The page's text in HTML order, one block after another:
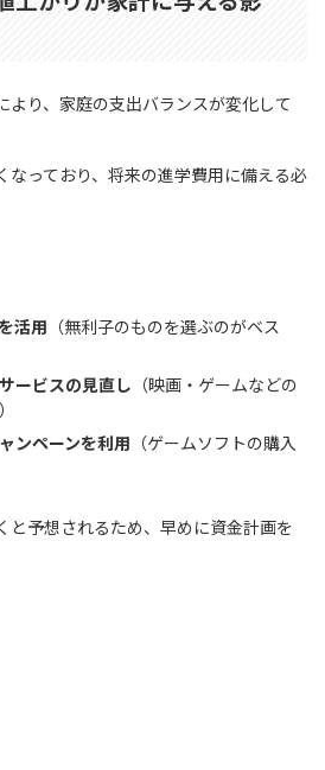
より、家庭の支出バランスが変化して
なっており、将来の進学費用に備える必
活用 （無利子のものを選ぶのがベス
ービスの見直し （映画・ゲームなどの
ンペーンを利用 （ゲームソフトの購入
と予想されるため、早めに資金計画を